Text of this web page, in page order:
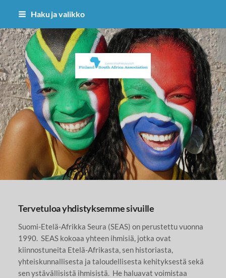
Siirry
sisältöön
Haku ja valikko
Suomi–Etelä-Afrikka-seura
Tervetuloa yhdistyksemme sivuille
Suomi-Etelä-Afrikka Seura (SEAS) on perustettu vuonna
1990. SEAS kokoaa yhteen ihmisiä, jotka ovat
kiinnostuneita Etelä-Afrikasta, sen historiasta,
yhteiskunnallisesta ja taloudellisesta kehityksestä sekä
sen ystävällisistä ihmisistä. He haluavat voimistaa